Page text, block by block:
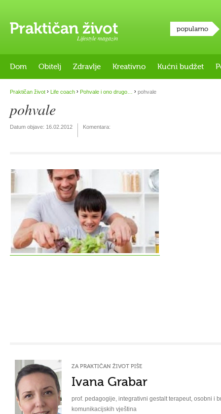
Lifestyle magazin
popularno
Dom Obitelj Zdravlje Kreativno Kućni budžet
Praktičan život › Life coach › Pohvale i ono drugo… › pohvale
pohvale
Datum objave: 16.02.2012 Komentara:
ZA PRAKTIČAN ŽIVOT PIŠE
Ivana Grabar
prof. pedagogije, integrativni gestalt terapeut, osobni i
komunikacijskih vještina